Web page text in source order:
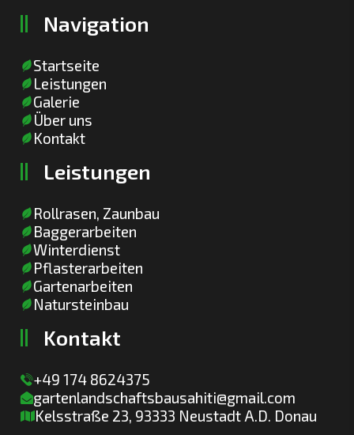
Navigation
Startseite
Leistungen
Galerie
Über uns
Kontakt
Leistungen
Rollrasen, Zaunbau
Baggerarbeiten
Winterdienst
Pflasterarbeiten
Gartenarbeiten
Natursteinbau
Kontakt
+49 174 8624375
gartenlandschaftsbausahiti@gmail.com
Kelsstraße 23, 93333 Neustadt A.D. Donau